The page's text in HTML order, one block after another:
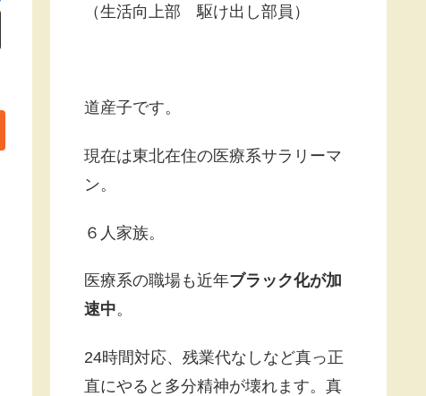
（生活向上部 駆け出し部員）
道産子です。
現在は東北在住の医療系サラリーマ
ン。
６人家族。
医療系の職場も近年ブラック化が加
速中。
24時間対応、残業代なしなど真っ正
直にやると多分精神が壊れます。真